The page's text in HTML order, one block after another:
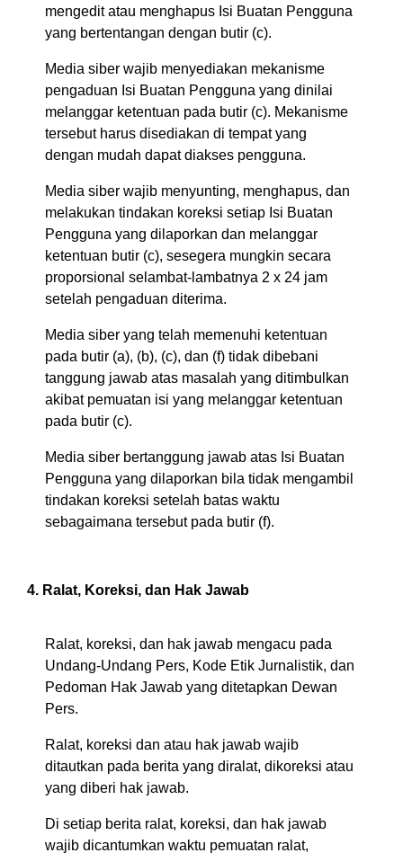
mengedit atau menghapus Isi Buatan Pengguna
yang bertentangan dengan butir (c).
Media siber wajib menyediakan mekanisme
pengaduan Isi Buatan Pengguna yang dinilai
melanggar ketentuan pada butir (c). Mekanisme
tersebut harus disediakan di tempat yang
dengan mudah dapat diakses pengguna.
Media siber wajib menyunting, menghapus, dan
melakukan tindakan koreksi setiap Isi Buatan
Pengguna yang dilaporkan dan melanggar
ketentuan butir (c), sesegera mungkin secara
proporsional selambat-lambatnya 2 x 24 jam
setelah pengaduan diterima.
Media siber yang telah memenuhi ketentuan
pada butir (a), (b), (c), dan (f) tidak dibebani
tanggung jawab atas masalah yang ditimbulkan
akibat pemuatan isi yang melanggar ketentuan
pada butir (c).
Media siber bertanggung jawab atas Isi Buatan
Pengguna yang dilaporkan bila tidak mengambil
tindakan koreksi setelah batas waktu
sebagaimana tersebut pada butir (f).
4. Ralat, Koreksi, dan Hak Jawab
Ralat, koreksi, dan hak jawab mengacu pada
Undang-Undang Pers, Kode Etik Jurnalistik, dan
Pedoman Hak Jawab yang ditetapkan Dewan
Pers.
Ralat, koreksi dan atau hak jawab wajib
ditautkan pada berita yang diralat, dikoreksi atau
yang diberi hak jawab.
Di setiap berita ralat, koreksi, dan hak jawab
wajib dicantumkan waktu pemuatan ralat,